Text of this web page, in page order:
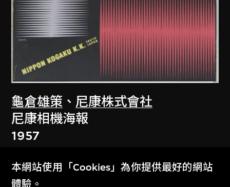
龜倉雄策 、 尼康株式會社
尼康相機海報
1957
本網站使用「Cookies」為你提供最好的網站
體驗。